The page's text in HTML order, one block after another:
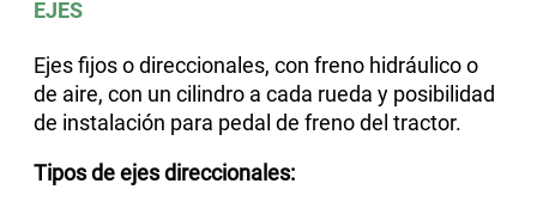
EJES
Ejes fijos o direccionales, con freno hidráulico o
de aire, con un cilindro a cada rueda y posibilidad
de instalación para pedal de freno del tractor.
Tipos de ejes direccionales: